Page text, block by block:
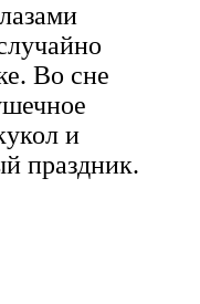
Во сне
и
праздник.